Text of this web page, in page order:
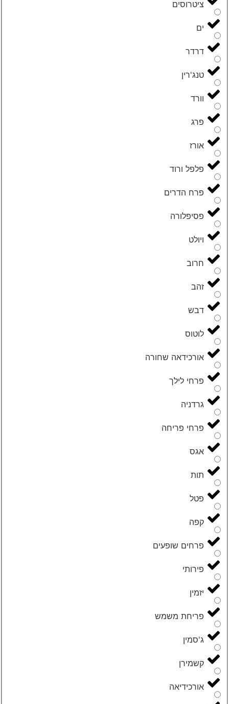
ציטרוסים
ים
דרדר
טנג'רין
וורד
פרג
אורז
פלפל ורוד
פרח הדרים
פסיפלורה
ויולט
חרוב
זהב
דבש
לוטוס
אורכידאה שחורה
פרחי לילך
גרדניה
פרחי פריחה
אגס
תות
פטל
קפה
פרחים שופעים
פירותי
יזמין
פריחת משמש
ג'סמין
קשמירן
אורכידיאה